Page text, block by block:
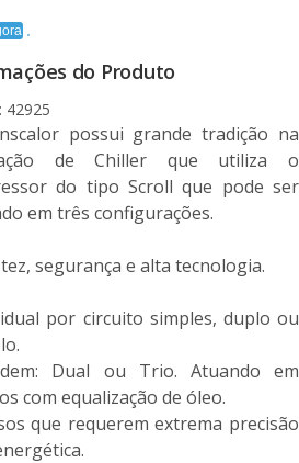
do Produto
42925
possui grande tradição na
de Chiller que utiliza o
do tipo Scroll que pode ser
em três configurações.
segurança e alta tecnologia.
por circuito simples, duplo ou
Dual ou Trio. Atuando em
com equalização de óleo.
que requerem extrema precisão